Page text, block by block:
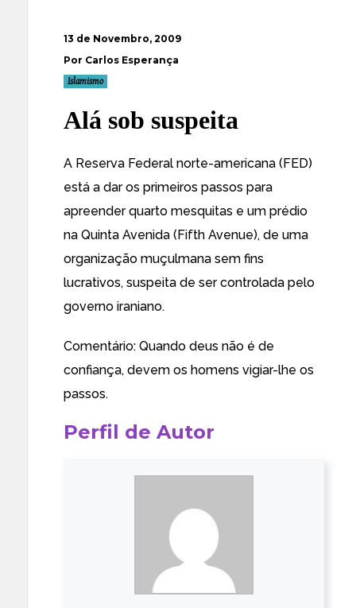
13 de Novembro, 2009
Por Carlos Esperança
Islamismo
Alá sob suspeita
A Reserva Federal norte-americana (FED)
está a dar os primeiros passos para
apreender quarto mesquitas e um prédio
na Quinta Avenida (Fifth Avenue), de uma
organização muçulmana sem fins
lucrativos, suspeita de ser controlada pelo
governo iraniano.
Comentário: Quando deus não é de
confiança, devem os homens vigiar-lhe os
passos.
Perfil de Autor